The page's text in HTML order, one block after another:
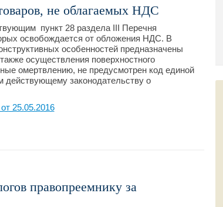
Суд общей
не облагаемых НДС
пункт 28 раздела III Перечня
освобождается от обложения НДС. В
особенностей предназначены
осуществления поверхностного
омертвлению, не предусмотрен код единой
законодательству о
25.05.2016
правопреемнику за